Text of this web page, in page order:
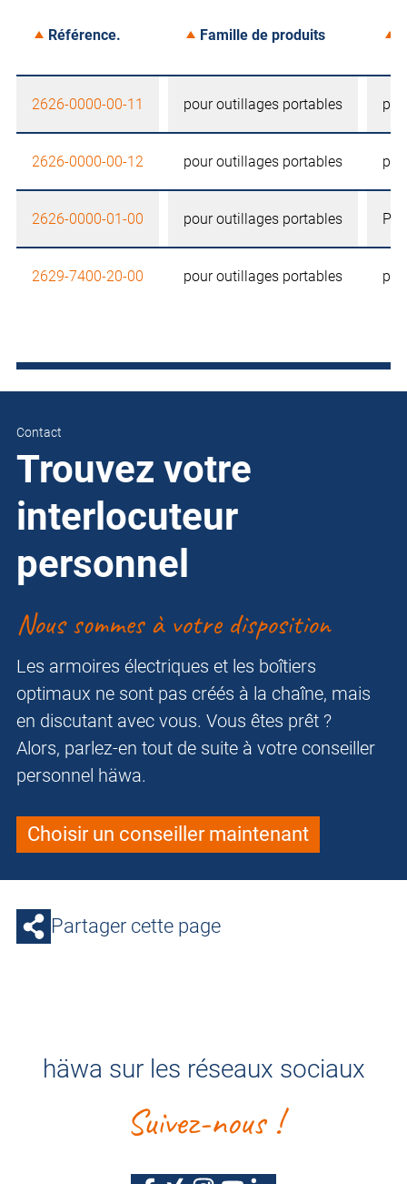
Référence. Famille de produits
2626-0000-00-11 pour outillages portables
2626-0000-00-12 pour outillages portables
2626-0000-01-00 pour outillages portables
2629-7400-20-00 pour outillages portables
Contact
Trouvez votre
interlocuteur
personnel
Nous sommes à votre disposition
Les armoires électriques et les boîtiers
optimaux ne sont pas créés à la chaîne, mais
en discutant avec vous. Vous êtes prêt ?
Alors, parlez-en tout de suite à votre conseiller
personnel häwa.
Choisir un conseiller maintenant
Partager cette page
häwa sur les réseaux sociaux
Suivez-nous !